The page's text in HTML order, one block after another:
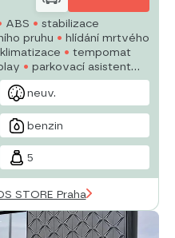
ABS
stabilizace
pruhu
hlídání mrtvého
tempomat
parkovací asistent
nastavitelný
neuv.
benzin
5
STORE Praha